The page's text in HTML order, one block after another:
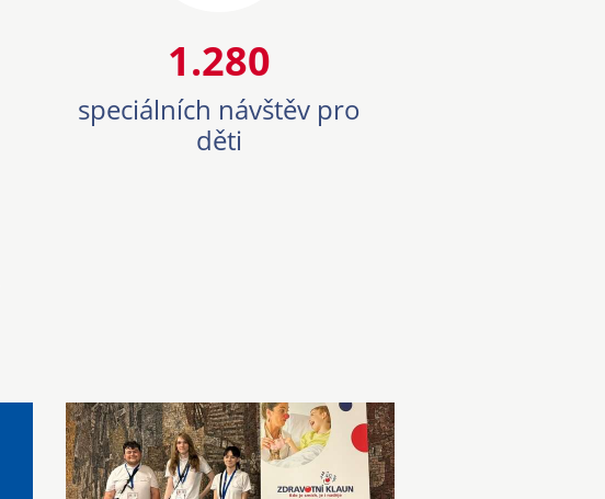
1.2801280
speciálních návštěv pro
děti